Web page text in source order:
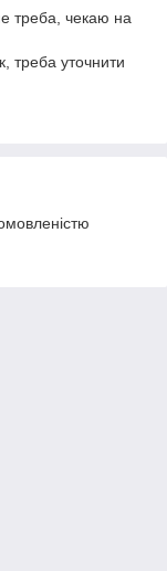
треба, чекаю на
треба уточнити